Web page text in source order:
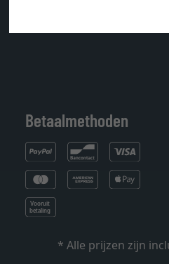
Betaalmethoden
* Alle prijzen zijn